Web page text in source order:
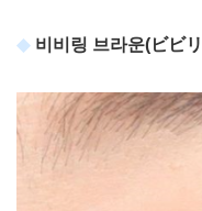
비비링 브라운(ビビ